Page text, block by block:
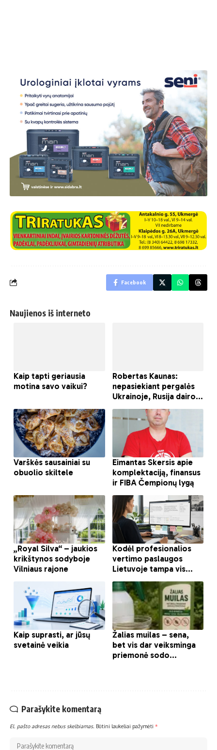
Facebook
Naujienos iš interneto
Parašykite komentarą
El. pašto adresas nebus skelbiamas. Būtini laukeliai pažymėti *